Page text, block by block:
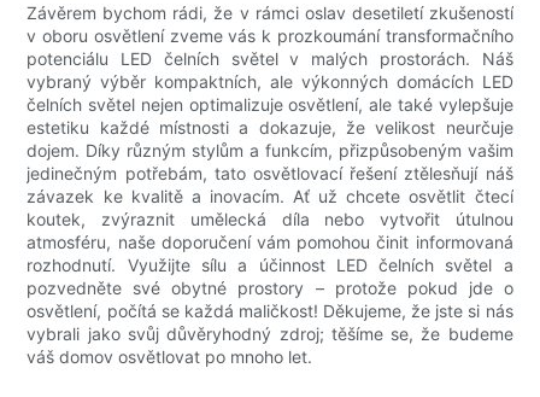
Závěrem bychom rádi, že v rámci oslav desetiletí zkušeností
v oboru osvětlení zveme vás k prozkoumání transformačního
potenciálu LED čelních světel v malých prostorách. Náš
vybraný výběr kompaktních, ale výkonných domácích LED
čelních světel nejen optimalizuje osvětlení, ale také vylepšuje
estetiku každé místnosti a dokazuje, že velikost neurčuje
dojem. Díky různým stylům a funkcím, přizpůsobeným vašim
jedinečným potřebám, tato osvětlovací řešení ztělesňují náš
závazek ke kvalitě a inovacím. Ať už chcete osvětlit čtecí
koutek, zvýraznit umělecká díla nebo vytvořit útulnou
atmosféru, naše doporučení vám pomohou činit informovaná
rozhodnutí. Využijte sílu a účinnost LED čelních světel a
pozvedněte své obytné prostory – protože pokud jde o
osvětlení, počítá se každá maličkost! Děkujeme, že jste si nás
vybrali jako svůj důvěryhodný zdroj; těšíme se, že budeme
váš domov osvětlovat po mnoho let.